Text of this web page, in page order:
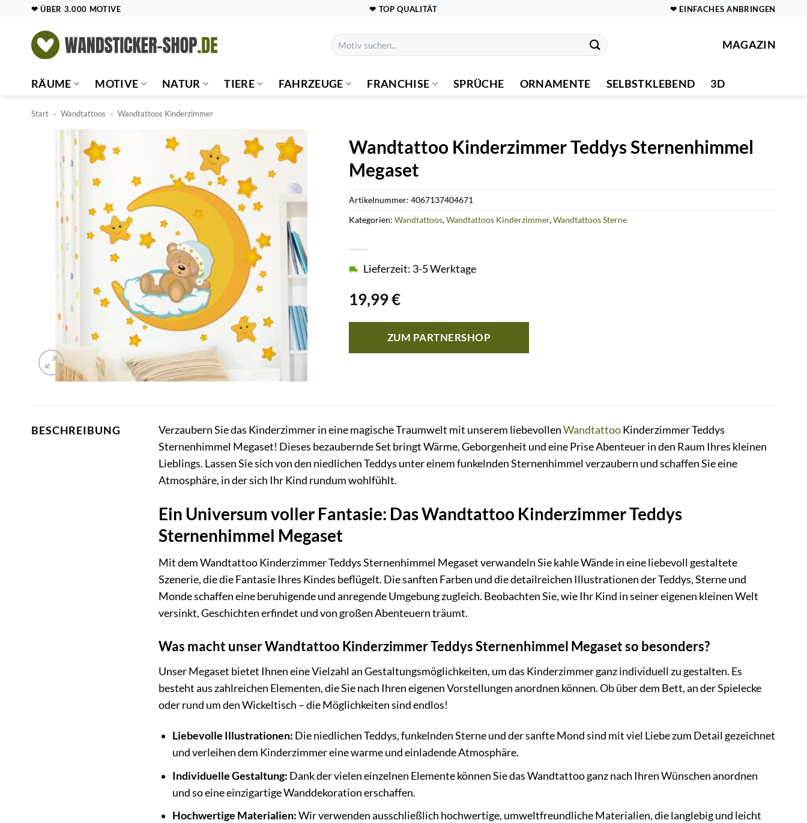
springen
❤ ÜBER 3.000 MOTIVE ❤ TOP QUALITÄT ❤ EINFACHES ANBRINGEN
Suchen
nach:
MAGAZIN
RÄUME MOTIVE NATUR TIERE FAHRZEUGE FRANCHISE SPRÜCHE ORNAMENTE SELBSTKLEBEND 3D
Start » Wandtattoos » Wandtattoos Kinderzimmer
Wandtattoo Kinderzimmer Teddys Sternenhimmel
Megaset
19,99€
Lieferzeit: 3-5 Werktage
ZUM PARTNERSHOP
Artikelnummer:4067137404671
Kategorien:Wandtattoos,Wandtattoos Kinderzimmer,Wandtattoos Sterne
BESCHREIBUNG Verzaubern Sie das Kinderzimmer in eine magische Traumwelt mit unserem liebevollenWandtattooKinderzimmer Teddys
Sternenhimmel Megaset! Dieses bezaubernde Set bringt Wärme, Geborgenheit und eine Prise Abenteuer in den Raum Ihres kleinen
Lieblings. Lassen Sie sich von den niedlichen Teddys unter einem funkelnden Sternenhimmel verzaubern und schaffen Sie eine
Atmosphäre, in der sich Ihr Kind rundum wohlfühlt.
Ein Universum voller Fantasie: Das Wandtattoo Kinderzimmer Teddys
Sternenhimmel Megaset
Mit dem Wandtattoo Kinderzimmer Teddys Sternenhimmel Megaset verwandeln Sie kahle Wände in eine liebevoll gestaltete
Szenerie, die die Fantasie Ihres Kindes beflügelt. Die sanften Farben und die detailreichen Illustrationen der Teddys, Sterne und
Monde schaffen eine beruhigende und anregende Umgebung zugleich. Beobachten Sie, wie Ihr Kind in seiner eigenen kleinen Welt
versinkt, Geschichten erfindet und von großen Abenteuern träumt.
Was macht unser Wandtattoo Kinderzimmer Teddys Sternenhimmel Megaset so besonders?
Unser Megaset bietet Ihnen eine Vielzahl an Gestaltungsmöglichkeiten, um das Kinderzimmer ganz individuell zu gestalten. Es
besteht aus zahlreichen Elementen, die Sie nach Ihren eigenen Vorstellungen anordnen können. Ob über dem Bett, an der Spielecke
oder rund um den Wickeltisch – die Möglichkeiten sind endlos!
Liebevolle Illustrationen: Die niedlichen Teddys, funkelnden Sterne und der sanfte Mond sind mit viel Liebe zum Detail gezeichnet
und verleihen dem Kinderzimmer eine warme und einladende Atmosphäre.
Individuelle Gestaltung: Dank der vielen einzelnen Elemente können Sie das Wandtattoo ganz nach Ihren Wünschen anordnen
und so eine einzigartige Wanddekoration erschaffen.
Hochwertige Materialien:Wir verwenden ausschließlich hochwertige, umweltfreundliche Materialien, die langlebig und leicht